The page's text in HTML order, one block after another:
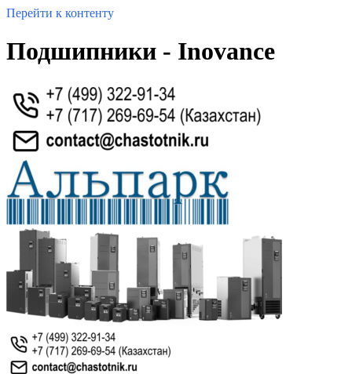
Перейти к контенту
Подшипники - Inovance